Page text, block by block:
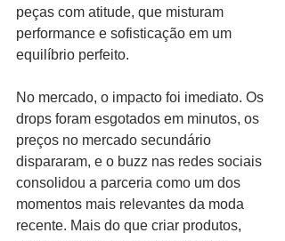
peças com atitude, que misturam
performance e sofisticação em um
equilíbrio perfeito.
No mercado, o impacto foi imediato. Os
drops foram esgotados em minutos, os
preços no mercado secundário
dispararam, e o buzz nas redes sociais
consolidou a parceria como um dos
momentos mais relevantes da moda
recente. Mais do que criar produtos,